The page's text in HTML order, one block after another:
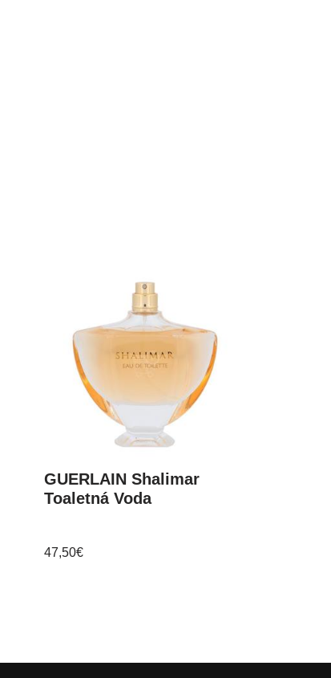
GUERLAIN Shalimar
Toaletná Voda
47,50€